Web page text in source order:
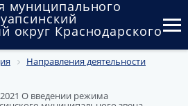
муниципального
округ Краснодарского
Направления деятельности
О введении режима